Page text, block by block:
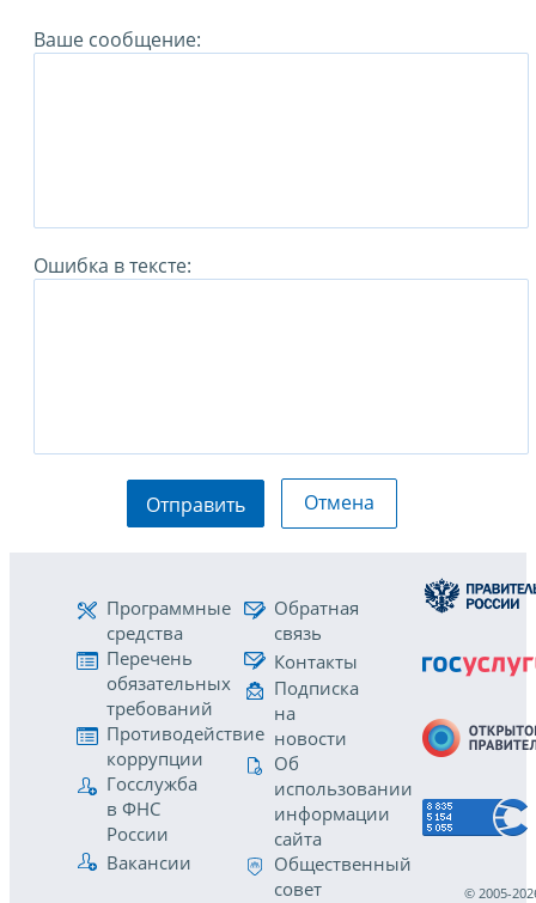
Ваше сообщение:
Ошибка в тексте:
Отправить Отмена
Программные
средства
Перечень
обязательных
требований
Противодействие
коррупции
Госслужба
в ФНС
России
Вакансии
Обратная
связь
Контакты
Подписка
на
новости
Об
использовании
информации
сайта
Общественный
совет
© 2005-